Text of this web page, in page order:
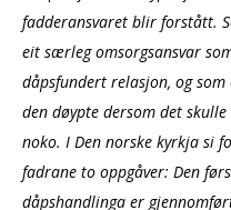
KYRKJEBLAD
KALENDER
KONTAKT
fadderansvaret blir forstått.
eit særleg omsorgsansvar
dåpsfundert relasjon, og
den døypte dersom det
noko. I Den norske kyrkja si
fadrane to oppgåver: Den
dåpshandlinga er